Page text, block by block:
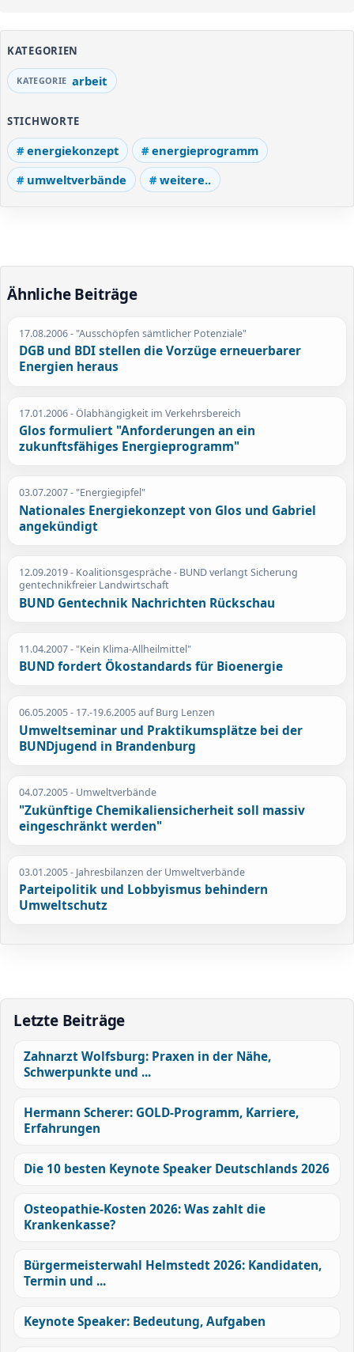
KATEGORIEN
arbeit
STICHWORTE
energiekonzept
energieprogramm
umweltverbände
weitere..
Ähnliche Beiträge
17.08.2006- "Ausschöpfen sämtlicher Potenziale"
DGB und BDI stellen die Vorzüge erneuerbarer
Energien heraus
17.01.2006- Ölabhängigkeit im Verkehrsbereich
Glos formuliert "Anforderungen an ein
zukunftsfähiges Energieprogramm"
03.07.2007- "Energiegipfel"
Nationales Energiekonzept von Glos und Gabriel
angekündigt
12.09.2019- Koalitionsgespräche - BUND verlangt Sicherung
gentechnikfreier Landwirtschaft
BUND Gentechnik Nachrichten Rückschau
11.04.2007- "Kein Klima-Allheilmittel"
BUND fordert Ökostandards für Bioenergie
06.05.2005- 17.-19.6.2005 auf Burg Lenzen
Umweltseminar und Praktikumsplätze bei der
BUNDjugend in Brandenburg
04.07.2005- Umweltverbände
"Zukünftige Chemikaliensicherheit soll massiv
eingeschränkt werden"
03.01.2005- Jahresbilanzen der Umweltverbände
Parteipolitik und Lobbyismus behindern
Umweltschutz
Letzte Beiträge
Zahnarzt Wolfsburg: Praxen in der Nähe,
Schwerpunkte und ...
Hermann Scherer: GOLD-Programm, Karriere,
Erfahrungen
Die 10 besten Keynote Speaker Deutschlands 2026
Osteopathie-Kosten 2026: Was zahlt die
Krankenkasse?
Bürgermeisterwahl Helmstedt 2026: Kandidaten,
Termin und ...
Keynote Speaker: Bedeutung, Aufgaben